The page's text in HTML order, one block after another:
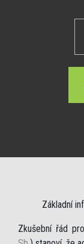
Základní
Zkušební řád